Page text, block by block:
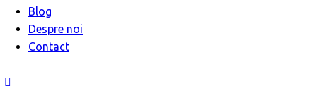
Blog
Despre noi
Contact